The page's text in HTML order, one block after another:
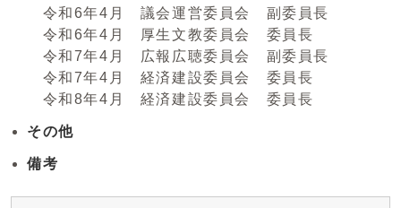
令和6年4月 議会運営委員会 副委員長
令和6年4月 厚生文教委員会 委員長
令和7年4月 広報広聴委員会 副委員長
令和7年4月 経済建設委員会 委員長
令和8年4月 経済建設委員会 委員長
その他
備考